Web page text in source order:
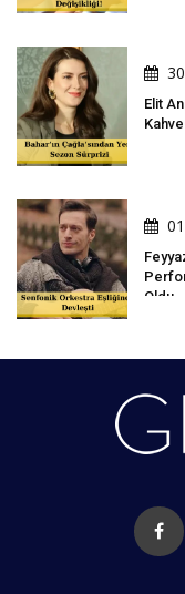
Elit
Oldu